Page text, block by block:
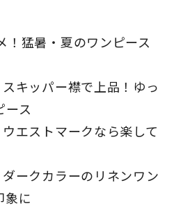
！猛暑・夏のワンピース
スキッパー襟で上品！ゆっ
ース
ウエストマークなら楽して
ダークカラーのリネンワン
象に